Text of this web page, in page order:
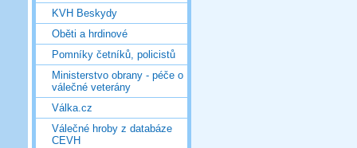
KVH Beskydy
Oběti a hrdinové
Pomníky četníků, policistů
Ministerstvo obrany - péče o
válečné veterány
Válka.cz
Válečné hroby z databáze
CEVH